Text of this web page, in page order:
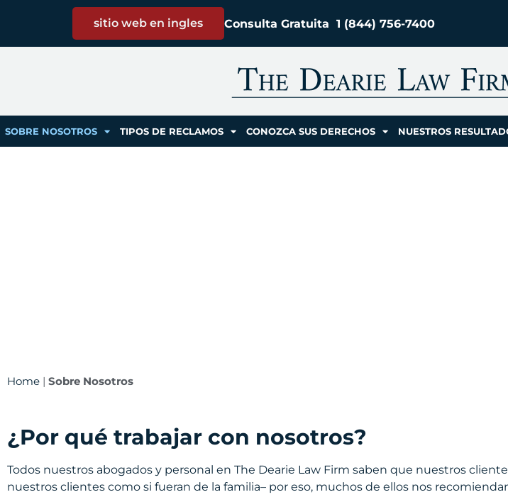
sitio web en ingles Consulta Gratuita 1 (844) 756-7400
SOBRE NOSOTROS TIPOS DE RECLAMOS CONOZCA SUS DERECHOS NUESTROS
Home | Sobre Nosotros
¿Por qué trabajar con nosotros?
Todos nuestros abogados y personal en The Dearie Law Firm saben que nuestros
nuestros clientes como si fueran de la familia– por eso, muchos de ellos nos